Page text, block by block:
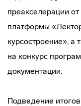
преакселерации
платформы
курсостроение», а
на конкурс
документации.
Подведение